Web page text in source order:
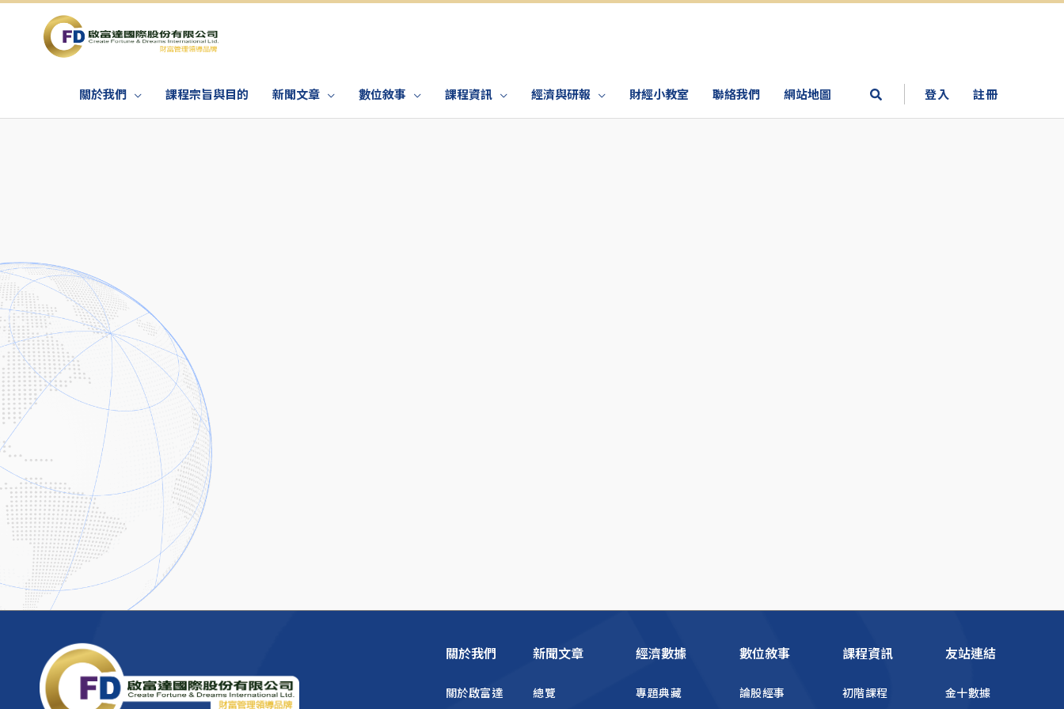
關於我們 課程宗旨與目的 新聞文章 數位敘事 課程資訊 經濟與研報 財經小教室 聯絡我們 網站地圖 登入 註冊
關於我們
關於啟富達
新聞文章
總覽
經濟數據
專題典藏
數位敘事
論股經事
課程資訊
初階課程
友站連結
金十數據